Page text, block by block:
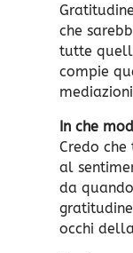
che
tutte
compie
In che
Credo
al
da
occhi